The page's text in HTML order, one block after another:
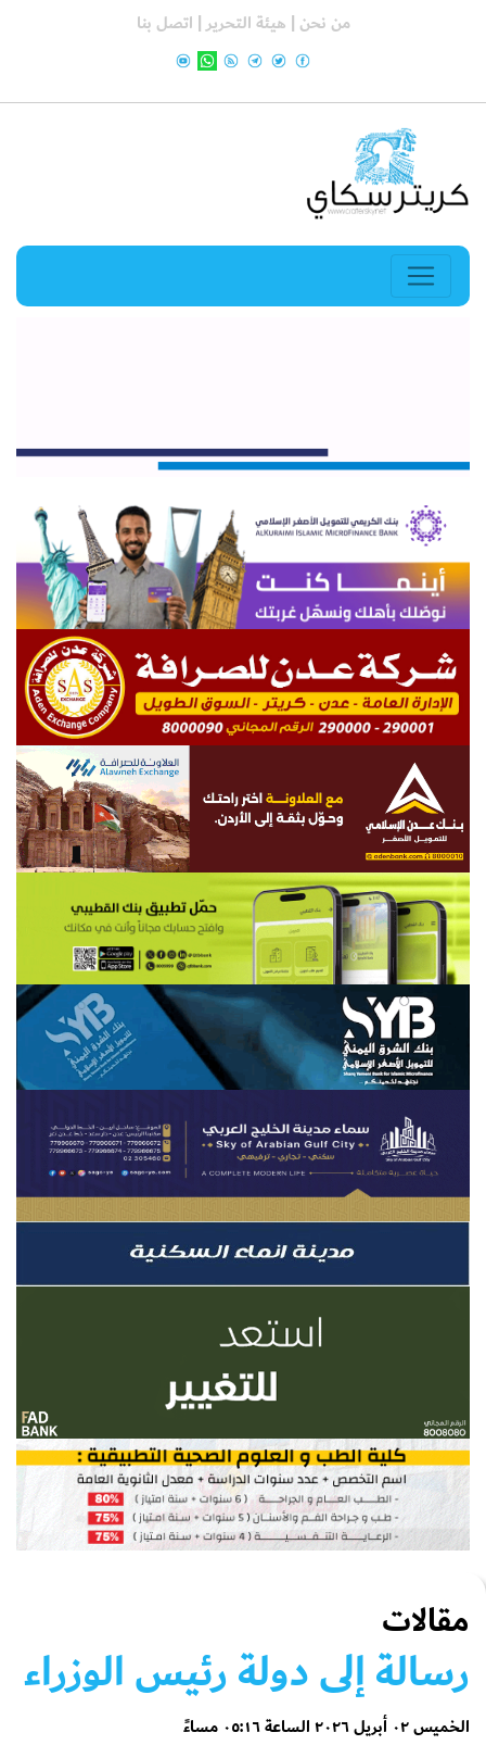
من نحن | هيئة التحرير | اتصل بنا
مقالات
رسالة إلى دولة رئيس الوزراء
الخميس ٠٢ أبريل ٢٠٢٦ الساعة ٠٥:١٦ مساءً